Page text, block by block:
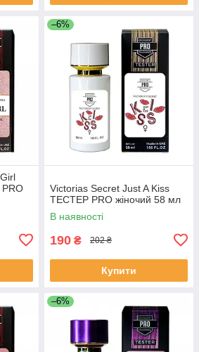
–6%
Victorias Secret Just A Kiss
ТЕСТЕР PRO жіночий 58 мл
В наявності
190 ₴ 202 ₴
Купити
–6%